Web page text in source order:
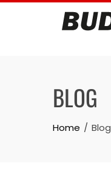
Skip
BLOG
Home Blog